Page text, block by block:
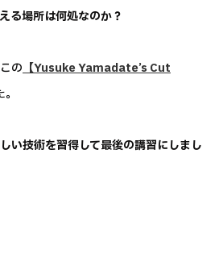
る場所は何処なのか？
の 【Yusuke Yamadate’s Cut
い技術を習得して最後の講習にしまし